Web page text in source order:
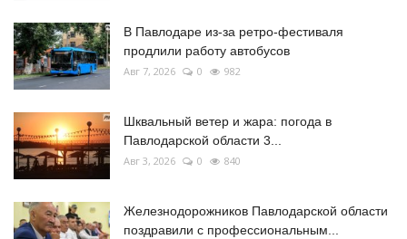
В Павлодаре из-за ретро-фестиваля
продлили работу автобусов
Авг 7, 2026 0 982
Шквальный ветер и жара: погода в
Павлодарской области 3...
Авг 3, 2026 0 840
Железнодорожников Павлодарской области
поздравили с профессиональным...